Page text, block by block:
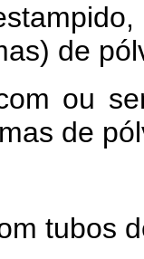
de
ou
de
tubos